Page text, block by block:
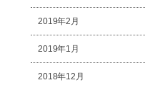
2019年2月
2019年1月
2018年12月